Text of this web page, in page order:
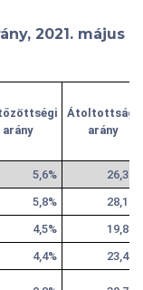
2021. május
arány
Átoltottsági
arány
5,6%
26,3%
5,8%
28,1%
4,5%
19,8%
4,4%
23,4%